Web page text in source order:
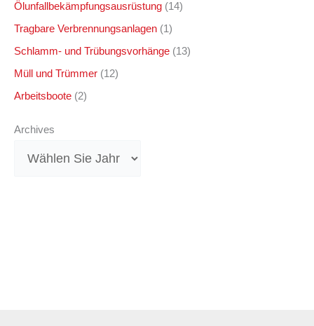
Ölunfallbekämpfungsausrüstung (14)
Tragbare Verbrennungsanlagen (1)
Schlamm- und Trübungsvorhänge (13)
Müll und Trümmer (12)
Arbeitsboote (2)
Archives